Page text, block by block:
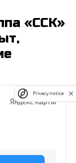
«ССК»
Privacy notice